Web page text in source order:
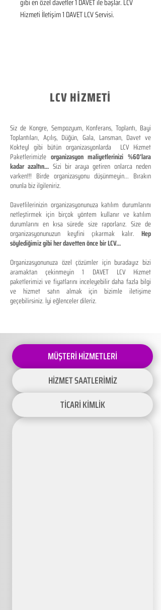
gibi en özel davetler 1 DAVET ile başlar. LCV
Hizmeti İletişim 1 DAVET LCV Servisi.
LCV HİZMETİ
Siz de Kongre, Sempozyum, Konferans, Toplantı, Bayi
Toplantıları, Açılış, Düğün, Gala, Lansman, Davet ve
Kokteyl gibi bütün organizasyonlarda LCV Hizmet
Paketlerimizle organizasyon maliyetlerinizi %60'lara
kadar azaltın... Sizi bir araya getiren onlarca neden
varken!!! Birde organizasyonu düşünmeyin... Bırakın
onunla biz ilgileniriz.
Davetlilerinizin organizasyonunuza katılım durumlarını
netleştirmek için birçok yöntem kullanır ve katılım
durumlarını en kısa sürede size raporlarız. Size de
organizasyonunuzun keyfini çıkarmak kalır. Hep
söylediğimiz gibi her davetten önce bir LCV...
Organizasyonunuza özel çözümler için buradayız bizi
aramaktan çekinmeyin 1 DAVET LCV Hizmet
paketlerimizi ve fiyatlarını inceleyebilir daha fazla bilgi
ve hizmet satın almak için bizimle iletişime
geçebilirsiniz. İyi eğlenceler dileriz.
MÜŞTERİ HİZMETLERİ
HİZMET SAATLERİMİZ
TİCARİ KİMLİK